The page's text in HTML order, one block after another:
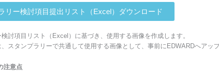
リー検討項目提出リスト（Excel）ダウンロード
討項目リスト（Excel）に基づき、使用する画像を作成します。
スタンプラリーで共通して使用する画像として、事前にEDWARDへアッ
注意点